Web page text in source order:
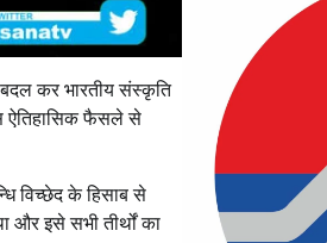
बदल कर भारतीय संस्कृति
ऐतिहासिक फैसले से
विच्छेद के हिसाब से
और इसे सभी तीर्थों का